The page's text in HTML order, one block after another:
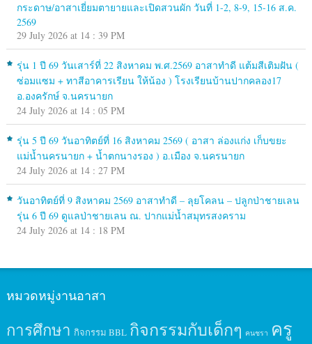
กระดาษ/อาสาเยี่ยมตายายและเปิดสวนผัก วันที่ 1-2, 8-9, 15-16 ส.ค.
2569
29 July 2026 at 14 : 39 PM
รุ่น 1 ปี 69 วันเสาร์ที่ 22 สิงหาคม พ.ศ.2569 อาสาทำดี แต้มสีเติมฝัน (
ซ่อมแซม + ทาสีอาคารเรียน ให้น้อง ) โรงเรียนบ้านปากคลอง17
อ.องครักษ์ จ.นครนายก
24 July 2026 at 14 : 05 PM
รุ่น 5 ปี 69 วันอาทิตย์ที่ 16 สิงหาคม 2569 ( อาสา ล่องแก่ง เก็บขยะ
แม่น้ำนครนายก + น้ำตกนางรอง ) อ.เมือง จ.นครนายก
24 July 2026 at 14 : 27 PM
วันอาทิตย์ที่ 9 สิงหาคม 2569 อาสาทำดี – ลุยโคลน – ปลูกป่าชายเลน
รุ่น 6 ปี 69 ดูแลป่าชายเลน ณ. ปากแม่น้ำสมุทรสงคราม
24 July 2026 at 14 : 18 PM
หมวดหมู่งานอาสา
การศึกษา กิจกรรม BBL กิจกรรมกับเด็กๆ คนชรา ครู